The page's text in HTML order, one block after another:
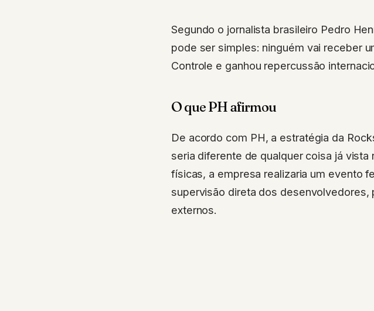
Segundo o jornalista brasileiro Pedro
pode ser simples: ninguém vai receber
Controle e ganhou repercussão
O que PH afirmou
De acordo com PH, a estratégia da
seria diferente de qualquer coisa já
físicas, a empresa realizaria um evento
supervisão direta dos
externos.